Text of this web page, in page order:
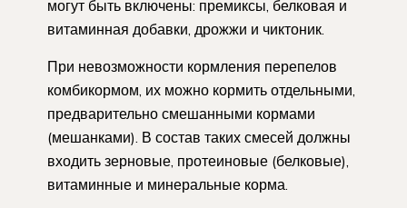
могут быть включены: премиксы, белковая и
витаминная добавки, дрожжи и чиктоник.
При невозможности кормления перепелов
комбикормом, их можно кормить отдельными,
предварительно смешанными кормами
(мешанками). В состав таких смесей должны
входить зерновые, протеиновые (белковые),
витаминные и минеральные корма.